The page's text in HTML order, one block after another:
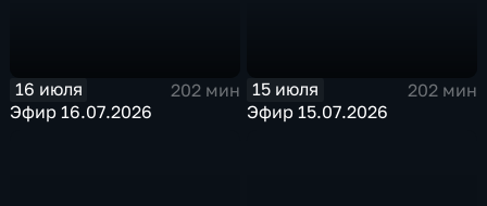
16 июля
202 мин
Эфир 16.07.2026
15 июля
202 мин
Эфир 15.07.2026